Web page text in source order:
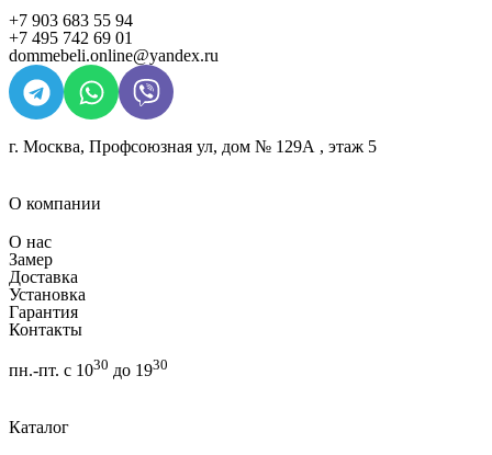
+7 903 683 55 94
+7 495 742 69 01
dommebeli.online@yandex.ru
г. Москва, Профсоюзная ул, дом № 129А , этаж 5
О компании
О нас
Замер
Доставка
Установка
Гарантия
Контакты
пн.-пт. с 1030 до 1930
Каталог